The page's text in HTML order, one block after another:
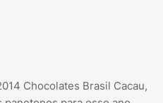
Chocolates Brasil Cacau,